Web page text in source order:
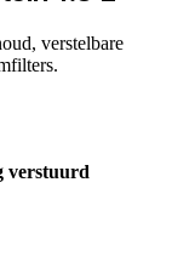
verstelbare
verstuurd